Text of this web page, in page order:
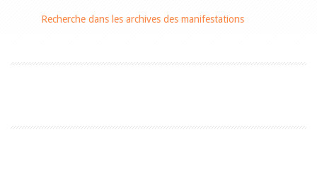
Recherche dans les archives des manifestations